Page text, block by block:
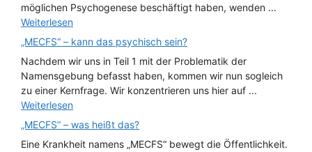
möglichen Psychogenese beschäftigt haben, wenden ...
Weiterlesen
„MECFS“ – kann das psychisch sein?
Nachdem wir uns in Teil 1 mit der Problematik der
Namensgebung befasst haben, kommen wir nun sogleich
zu einer Kernfrage. Wir konzentrieren uns hier auf ...
Weiterlesen
„MECFS“ – was heißt das?
Eine Krankheit namens „MECFS“ bewegt die Öffentlichkeit.